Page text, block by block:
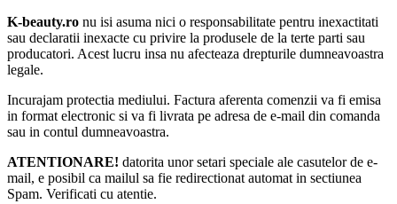
K-beauty.ro nu isi asuma nici o responsabilitate pentru inexactitati
sau declaratii inexacte cu privire la produsele de la terte parti sau
producatori. Acest lucru insa nu afecteaza drepturile dumneavoastra
legale.
Incurajam protectia mediului. Factura aferenta comenzii va fi emisa
in format electronic si va fi livrata pe adresa de e-mail din comanda
sau in contul dumneavoastra.
ATENTIONARE! datorita unor setari speciale ale casutelor de e-
mail, e posibil ca mailul sa fie redirectionat automat in sectiunea
Spam. Verificati cu atentie.